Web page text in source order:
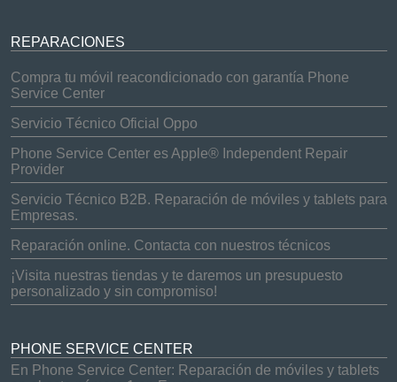
REPARACIONES
Compra tu móvil reacondicionado con garantía Phone
Service Center
Servicio Técnico Oficial Oppo
Phone Service Center es Apple® Independent Repair
Provider
Servicio Técnico B2B. Reparación de móviles y tablets para
Empresas.
Reparación online. Contacta con nuestros técnicos
¡Visita nuestras tiendas y te daremos un presupuesto
personalizado y sin compromiso!
PHONE SERVICE CENTER
En Phone Service Center: Reparación de móviles y tablets